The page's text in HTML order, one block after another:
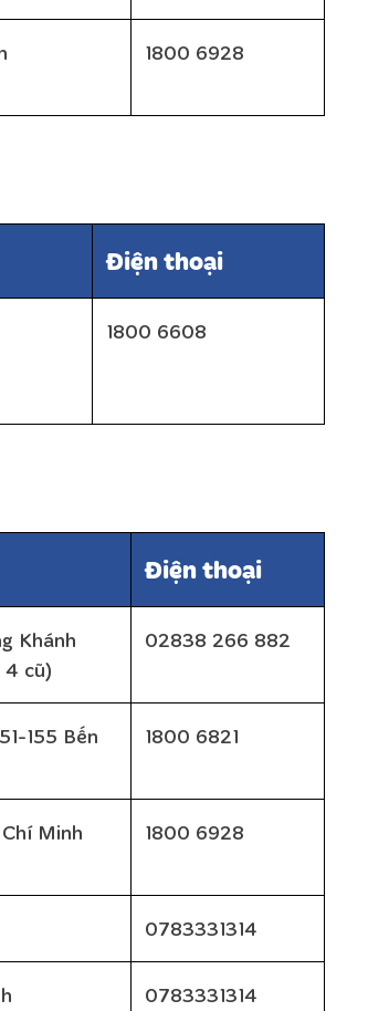
1800 6928
Điện thoại
1800 6608
Điện thoại
Khánh
4 cũ)
02838 266 882
155 Bến
1800 6821
Minh 1800 6928
0783331314
0783331314